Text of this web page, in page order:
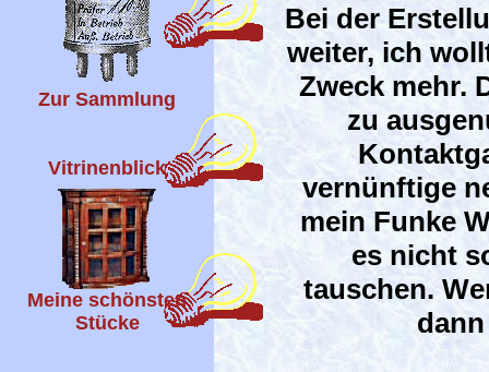
Zur Sammlung
Vitrinenblick
Meine schönsten
Stücke
Bei der
weiter, ich
Zweck mehr.
zu
vernünftige
mein Funke
es nicht
tauschen.